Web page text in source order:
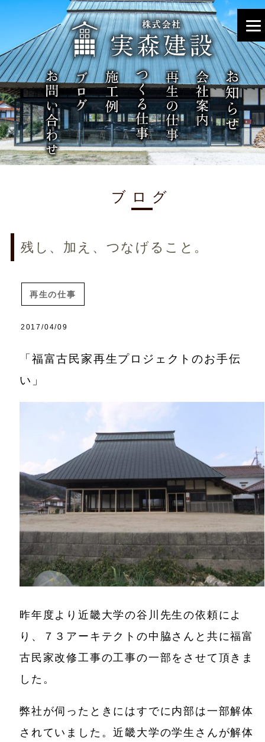
ブログ
残し、加え、つなげること。
再生の仕事
2017/04/09
「福富古民家再生プロジェクトのお手伝
い」
昨年度より近畿大学の谷川先生の依頼によ
り、７３アーキテクトの中脇さんと共に福富
古民家改修工事の工事の一部をさせて頂きま
した。
弊社が伺ったときにはすでに内部は一部解体
されていました。近畿大学の学生さんが解体